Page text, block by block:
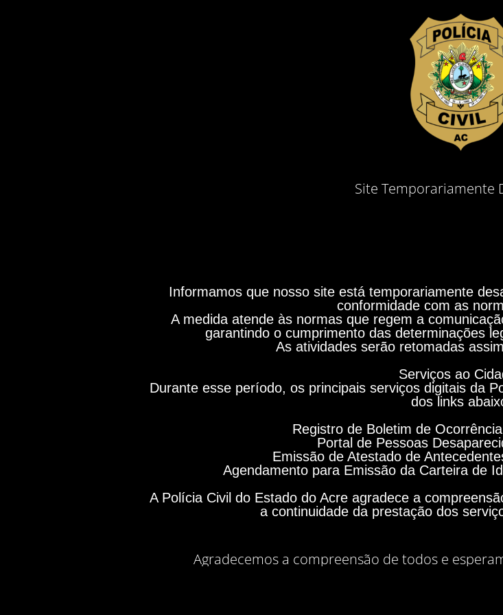
Site Temporariamente
Informamos que nosso site está temporariamente
conformidade com as
A medida atende às normas que regem a
garantindo o cumprimento das determinações
As atividades serão retomadas
Serviços ao
Durante esse período, os principais serviços digitais da
dos links
Registro de Boletim de
Portal de Pessoas
Emissão de Atestado de
Agendamento para Emissão da Carteira de
A Polícia Civil do Estado do Acre agradece a
a continuidade da prestação dos
Agradecemos a compreensão de todos e